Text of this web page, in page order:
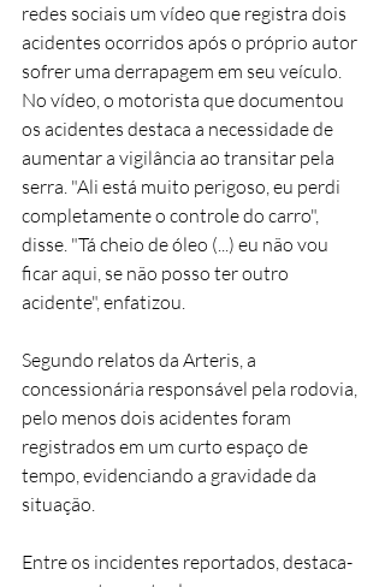
redes sociais um vídeo que registra dois
acidentes ocorridos após o próprio autor
sofrer uma derrapagem em seu veículo.
No vídeo, o motorista que documentou
os acidentes destaca a necessidade de
aumentar a vigilância ao transitar pela
serra. "Ali está muito perigoso, eu perdi
completamente o controle do carro",
disse. "Tá cheio de óleo (...) eu não vou
ficar aqui, se não posso ter outro
acidente", enfatizou.
Segundo relatos da Arteris, a
concessionária responsável pela rodovia,
pelo menos dois acidentes foram
registrados em um curto espaço de
tempo, evidenciando a gravidade da
situação.
Entre os incidentes reportados, destaca-